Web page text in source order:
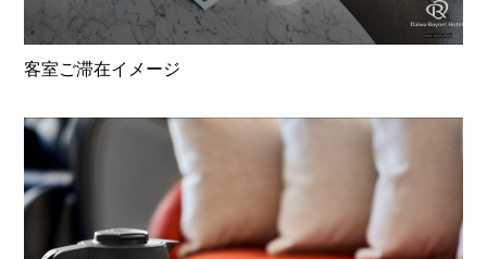
客室ご滞在イメージ